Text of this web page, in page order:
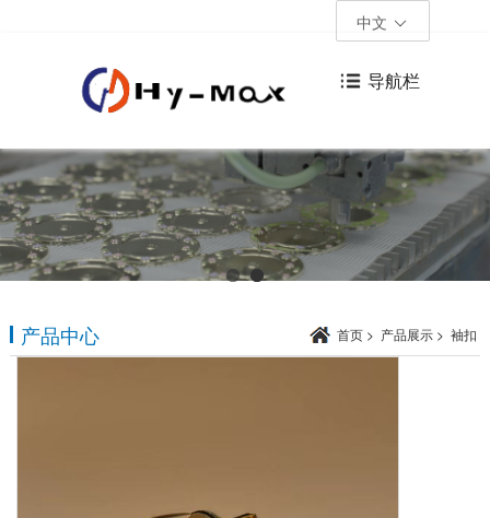
中文
导航栏
产品中心 首页 > 产品展示 > 袖扣